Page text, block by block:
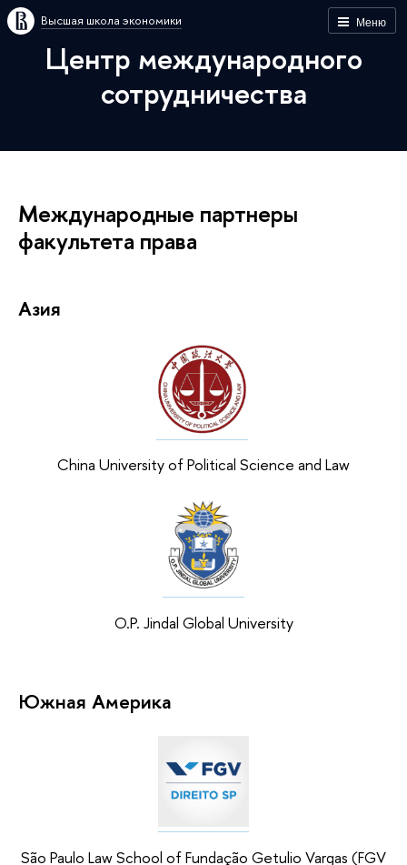
Меню
Высшая школа экономики
Центр международного
сотрудничества
Международные партнеры
факультета права
Азия
China University of Political Science and Law
O.P. Jindal Global University
Южная Америка
São Paulo Law School of Fundação Getulio Vargas (FGV